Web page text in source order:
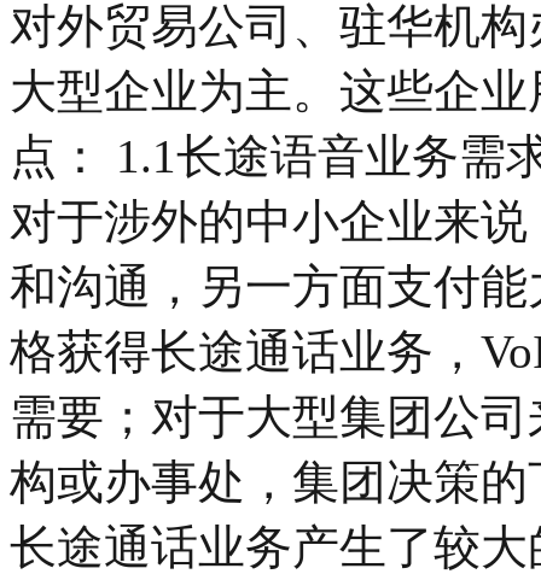
对外贸易公司、驻华机
大型企业为主。这些企
点： 1.1长途语音业务需
对于涉外的中小企业来
和沟通，另一方面支付
格获得长途通话业务，
需要；对于大型集团公
构或办事处，集团决策
长途通话业务产生了较